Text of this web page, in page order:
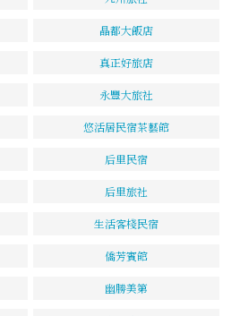
晶都大飯店
真正好旅店
永豐大旅社
悠活居民宿茶藝館
后里民宿
后里旅社
生活客棧民宿
僑芳賓館
幽勝美第